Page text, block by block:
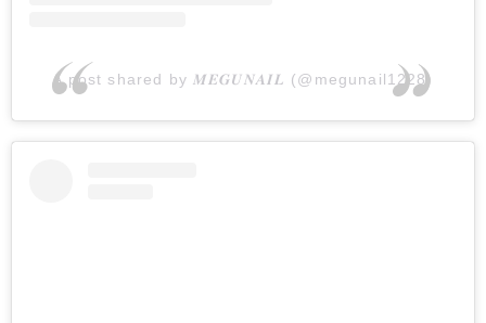
A post shared by 𝑴𝑬𝑮𝑼𝑵𝑨𝑰𝑳 (@megunail1228)